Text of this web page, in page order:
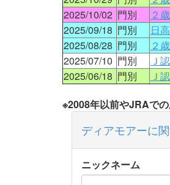
2025/10/02 門別
２
2025/09/18 門別
日
2025/08/28 門別
２
2025/07/10 門別
Ｊ
2025/06/18 門別
Ｊ
※2008年以前やJRAで
ディアモアーに
ニックネーム